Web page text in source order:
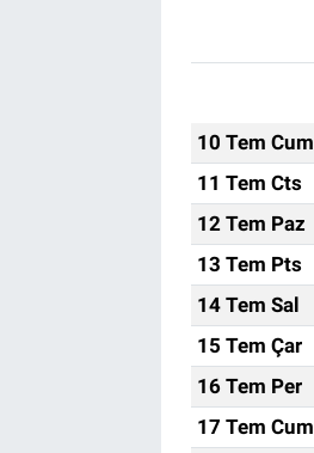
10 Tem Cum
11 Tem Cts
12 Tem Paz
13 Tem Pts
14 Tem Sal
15 Tem Çar
16 Tem Per
17 Tem Cum